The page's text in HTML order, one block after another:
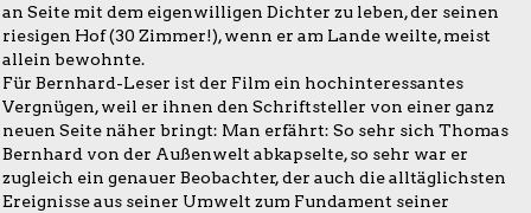
an Seite mit dem eigenwilligen Dichter zu leben, der seinen
riesigen Hof (30 Zimmer!), wenn er am Lande weilte, meist
allein bewohnte.
Für Bernhard-Leser ist der Film ein hochinteressantes
Vergnügen, weil er ihnen den Schriftsteller von einer ganz
neuen Seite näher bringt: Man erfährt: So sehr sich Thomas
Bernhard von der Außenwelt abkapselte, so sehr war er
zugleich ein genauer Beobachter, der auch die alltäglichsten
Ereignisse aus seiner Umwelt zum Fundament seiner